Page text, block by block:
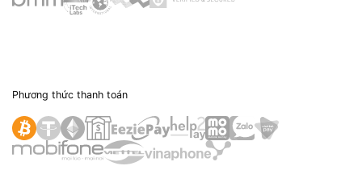
Phương thức thanh toán